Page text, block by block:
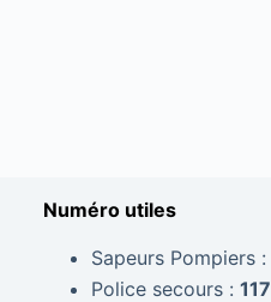
Numéro utiles
Sapeurs Pompiers :
Police secours : 117